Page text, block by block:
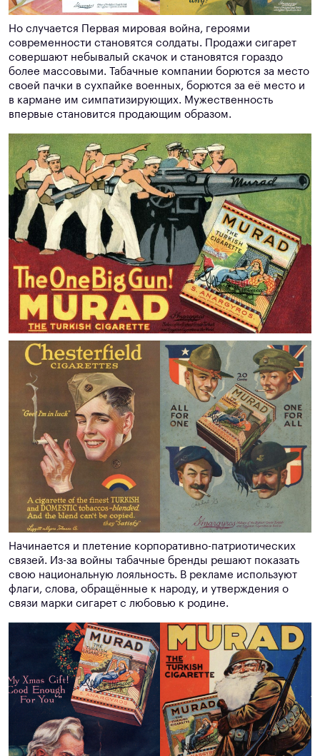
Но случается Первая мировая война, героями
современности становятся солдаты. Продажи сигарет
совершают небывалый скачок и становятся гораздо
более массовыми. Табачные компании борются за место
своей пачки в сухпайке военных, борются за её место и
в кармане им симпатизирующих. Мужественность
впервые становится продающим образом.
Начинается и плетение корпоративно-патриотических
связей. Из-за войны табачные бренды решают показать
свою национальную лояльность. В рекламе используют
флаги, слова, обращённые к народу, и утверждения о
связи марки сигарет с любовью к родине.